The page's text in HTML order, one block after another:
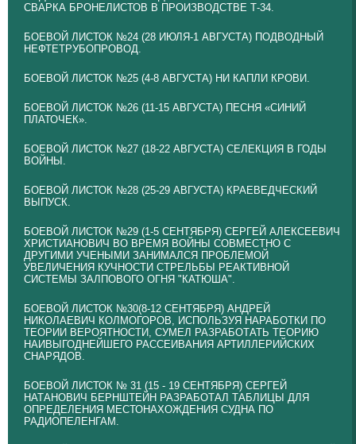
СВАРКА БРОНЕЛИСТОВ В ПРОИЗВОДСТВЕ Т-34.
БОЕВОЙ ЛИСТОК №24 (28 ИЮЛЯ-1 АВГУСТА) ПОДВОДНЫЙ
НЕФТЕТРУБОПРОВОД.
БОЕВОЙ ЛИСТОК №25 (4-8 АВГУСТА) НИ КАПЛИ КРОВИ.
БОЕВОЙ ЛИСТОК №26 (11-15 АВГУСТА) ПЕСНЯ «СИНИЙ
ПЛАТОЧЕК».
БОЕВОЙ ЛИСТОК №27 (18-22 АВГУСТА) СЕЛЕКЦИЯ В ГОДЫ
ВОЙНЫ.
БОЕВОЙ ЛИСТОК №28 (25-29 АВГУСТА) КРАЕВЕДЧЕСКИЙ
ВЫПУСК.
БОЕВОЙ ЛИСТОК №29 (1-5 СЕНТЯБРЯ) СЕРГЕЙ АЛЕКСЕЕВИЧ
ХРИСТИАНОВИЧ ВО ВРЕМЯ ВОЙНЫ СОВМЕСТНО С
ДРУГИМИ УЧЕНЫМИ ЗАНИМАЛСЯ ПРОБЛЕМОЙ
УВЕЛИЧЕНИЯ КУЧНОСТИ СТРЕЛЬБЫ РЕАКТИВНОЙ
СИСТЕМЫ ЗАЛПОВОГО ОГНЯ "КАТЮША".
БОЕВОЙ ЛИСТОК №30(8-12 СЕНТЯБРЯ) АНДРЕЙ
НИКОЛАЕВИЧ КОЛМОГОРОВ, ИСПОЛЬЗУЯ НАРАБОТКИ ПО
ТЕОРИИ ВЕРОЯТНОСТИ, СУМЕЛ РАЗРАБОТАТЬ ТЕОРИЮ
НАИВЫГОДНЕЙШЕГО РАССЕИВАНИЯ АРТИЛЛЕРИЙСКИХ
СНАРЯДОВ.
БОЕВОЙ ЛИСТОК № 31 (15 - 19 СЕНТЯБРЯ) СЕРГЕЙ
НАТАНОВИЧ БЕРНШТЕЙН РАЗРАБОТАЛ ТАБЛИЦЫ ДЛЯ
ОПРЕДЕЛЕНИЯ МЕСТОНАХОЖДЕНИЯ СУДНА ПО
РАДИОПЕЛЕНГАМ.